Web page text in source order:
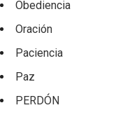
Obediencia
Oración
Paciencia
Paz
PERDÓN